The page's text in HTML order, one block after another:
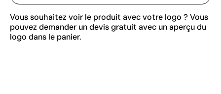
Vous souhaitez voir le produit avec votre logo ? Vous
pouvez demander un devis gratuit avec un aperçu du
logo dans le panier.